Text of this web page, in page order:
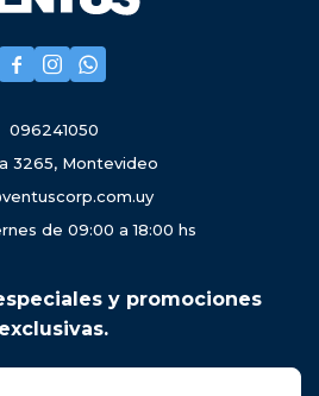
  
096241050
3265, Montevideo
de 09:00 a 18:00 hs
y promociones
exclusivas.